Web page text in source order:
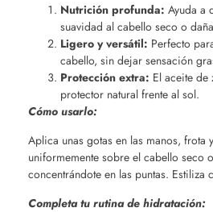
Nutrición profunda: Ayuda a
suavidad al cabello seco o
Ligero y versátil: Perfecto
cabello, sin dejar sensación
Protección extra: El aceite de
protector natural frente al sol.
Cómo usarlo:
Aplica unas gotas en las manos, frota
uniformemente sobre el cabello seco
concentrándote en las puntas. Estiliza
Completa tu rutina de hidratación: